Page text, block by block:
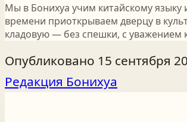
Мы в Бонихуа учим китайскому языку
времени приоткрываем дверцу в
кладовую — без спешки, с уважением
Опубликовано 15 сентября
Редакция Бонихуа